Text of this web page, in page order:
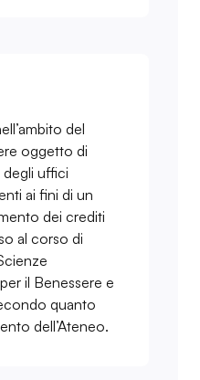
del
oggetto di
uffici
ai fini di un
dei crediti
al corso di
il Benessere e
quanto
dell’Ateneo.